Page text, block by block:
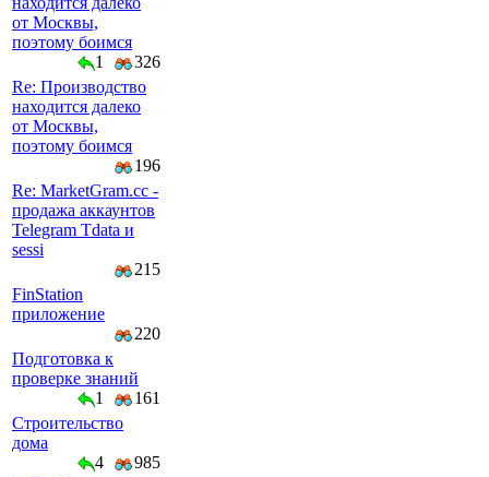
от Москвы,
поэтому боимся
1
326
Re: Производство
находится далеко
от Москвы,
поэтому боимся
196
Re: MarketGram.cc -
продажа аккаунтов
Telegram Tdata и
sessi
215
FinStation
приложение
220
Подготовка к
проверке знаний
1
161
Строительство
дома
4
985